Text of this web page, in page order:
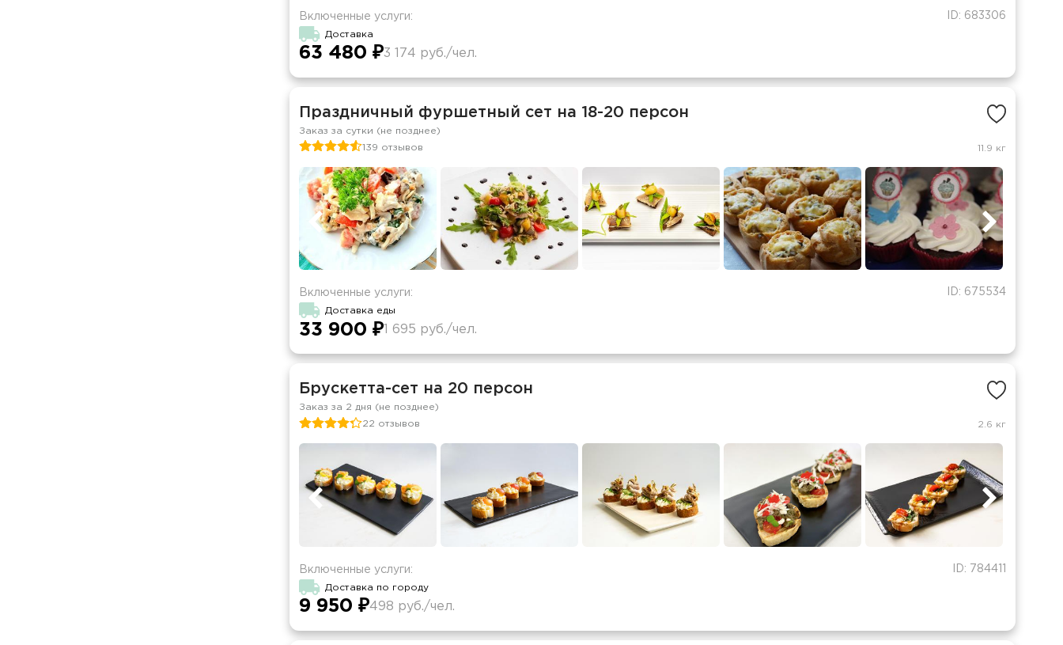
ID: 683306
Включенные услуги:
Доставка
63 480 ₽3 174 руб./чел.
Праздничный фуршетный сет на 18-20 персон
Заказ за сутки (не позднее)
139 отзывов
11.9 кг
ID: 675534
Включенные услуги:
Доставка еды
33 900 ₽ 1 695 руб./чел.
Брускетта-сет на 20 персон
Заказ за 2 дня (не позднее)
22 отзывов
2.6 кг
ID: 784411
Включенные услуги:
Доставка по городу
9 950 ₽498 руб./чел.